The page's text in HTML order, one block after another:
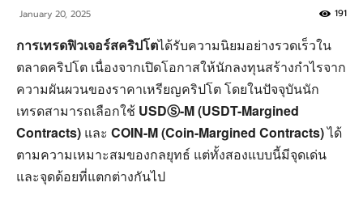
ปโต
January 20, 2025 191
การเทรดฟิวเจอร์สคริปโตได้รับความนิยมอย่างรวดเร็วใน
ตลาดคริปโต เนื่องจากเปิดโอกาสให้นักลงทุนสร้างกำไรจาก
ความผันผวนของราคาเหรียญคริปโต โดยในปัจจุบันนัก
เทรดสามารถเลือกใช้ USDⓈ-M (USDT-Margined
Contracts) และ COIN-M (Coin-Margined Contracts)ได้
ตามความเหมาะสมของกลยุทธ์ แต่ทั้งสองแบบนี้มีจุดเด่น
และจุดด้อยที่แตกต่างกันไป